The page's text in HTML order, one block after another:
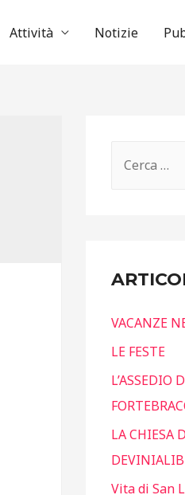
Attività Notizie
c
p
e
r
:
VACANZE
LE FESTE
L’ASSEDIO
LA CHIESA
Vita di San